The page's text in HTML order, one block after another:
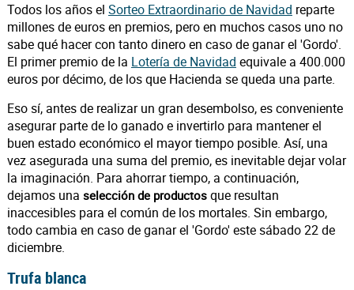
Todos los años el Sorteo Extraordinario de Navidad reparte
millones de euros en premios, pero en muchos casos uno no
sabe qué hacer con tanto dinero en caso de ganar el 'Gordo'.
El primer premio de la Lotería de Navidad equivale a 400.000
euros por décimo, de los que Hacienda se queda una parte.
Eso sí, antes de realizar un gran desembolso, es conveniente
asegurar parte de lo ganado e invertirlo para mantener el
buen estado económico el mayor tiempo posible. Así, una
vez asegurada una suma del premio, es inevitable dejar volar
la imaginación. Para ahorrar tiempo, a continuación,
dejamos una selección de productosque resultan
inaccesibles para el común de los mortales. Sin embargo,
todo cambia en caso de ganar el 'Gordo' este sábado 22 de
diciembre.
Trufa blanca